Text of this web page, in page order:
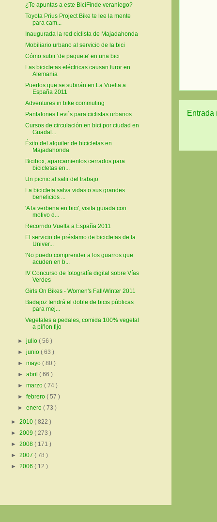
Entrada
¿Te apuntas a este BiciFinde veraniego?
Toyota Prius Project Bike te lee la mente
para cam...
Inaugurada la red ciclista de Majadahonda
Mobiliario urbano al servicio de la bici
Cómo subir 'de paquete' en una bici
Las bicicletas eléctricas causan furor en
Alemania
Puertos que se subirán en La Vuelta a
España 2011
Adventures in bike commuting
Pantalones Levi´s para ciclistas urbanos
Cursos de circulación en bici por ciudad en
Guadal...
Éxito del alquiler de bicicletas en
Majadahonda
Bicibox, aparcamientos cerrados para
bicicletas en...
Un picnic al salir del trabajo
La bicicleta salva vidas o sus grandes
beneficios ...
'A la verbena en bici', visita guiada con
motivo d...
Recorrido Vuelta a España 2011
El servicio de préstamo de bicicletas de la
Univer...
'No puedo comprender a los guarros que
acuden en b...
IV Concurso de fotografía digital sobre Vías
Verdes
Girls On Bikes - Women's Fall/Winter 2011
Badajoz tendrá el doble de bicis públicas
para mej...
Vegetales a pedales, comida 100% vegetal
a piñon fijo
►julio( 56 )
►junio( 63 )
►mayo( 80 )
►abril( 66 )
►marzo( 74 )
►febrero( 57 )
►enero( 73 )
► 2010 ( 822 )
► 2009 ( 273 )
► 2008 ( 171 )
► 2007 ( 78 )
► 2006 ( 12 )